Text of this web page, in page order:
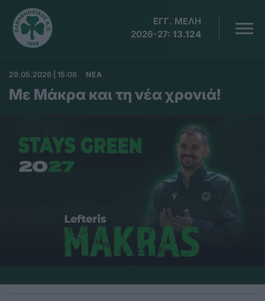
ΕΓΓ. ΜΕΛΗ
2026-27: 13.124
29.05.2026 | 15:08 ΝΕΑ
Με Μάκρα και τη νέα χρονιά!